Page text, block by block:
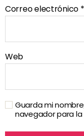
Correo electrónico *
Web
Guarda mi
navegador para